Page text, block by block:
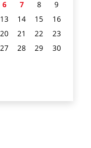
6 7 8
9
13 14 15
16
20 21 22
23
27 28 29
30